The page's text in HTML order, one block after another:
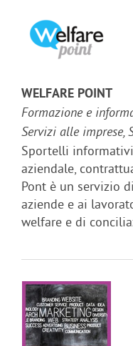
WELFARE POINT
Formazione e
Servizi alle
Sportelli
aziendale,
Pont è un servizio
aziende e ai
welfare e di